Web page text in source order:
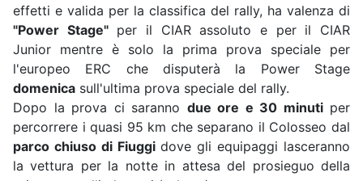
effetti e valida per la classifica del rally, ha valenza di
"Power Stage"per il CIAR assoluto e per il CIAR
Junior mentre è solo la prima prova speciale per
l'europeo ERC che disputerà la Power Stage
domenica sull'ultima prova speciale del rally.
Dopo la prova ci saranno due ore e 30 minutiper
percorrere i quasi 95 km che separano il Colosseo dal
parco chiuso di Fiuggidove gli equipaggi lasceranno
la vettura per la notte in attesa del prosieguo della